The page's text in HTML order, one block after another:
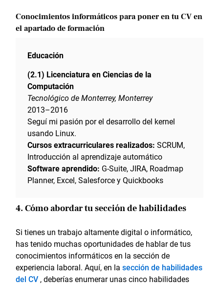
Conocimientos informáticos para poner en tu CV en
el apartado de formación
Educación
(2.1) Licenciatura en Ciencias de la
Computación
Tecnológico de Monterrey, Monterrey
2013–2016
Seguí mi pasión por el desarrollo del kernel
usando Linux.
Cursos extracurriculares realizados: SCRUM,
Introducción al aprendizaje automático
Software aprendido: G-Suite, JIRA, Roadmap
Planner, Excel, Salesforce y Quickbooks
4. Cómo abordar tu sección de habilidades
Si tienes un trabajo altamente digital o informático,
has tenido muchas oportunidades de hablar de tus
conocimientos informáticos en la sección de
experiencia laboral. Aquí, en la sección de habilidades
del CV , deberías enumerar unas cinco habilidades